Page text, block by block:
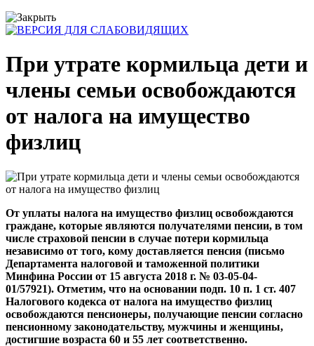
При утрате кормильца дети и
члены семьи освобождаются
от налога на имущество
физлиц
От уплаты налога на имущество физлиц освобождаются
граждане, которые являются получателями пенсии, в том
числе страховой пенсии в случае потери кормильца
независимо от того, кому доставляется пенсия (письмо
Департамента налоговой и таможенной политики
Минфина России от 15 августа 2018 г. № 03-05-04-
01/57921). Отметим, что на основании подп. 10 п. 1 ст. 407
Налогового кодекса от налога на имущество физлиц
освобождаются пенсионеры, получающие пенсии согласно
пенсионному законодательству, мужчины и женщины,
достигшие возраста 60 и 55 лет соответственно.